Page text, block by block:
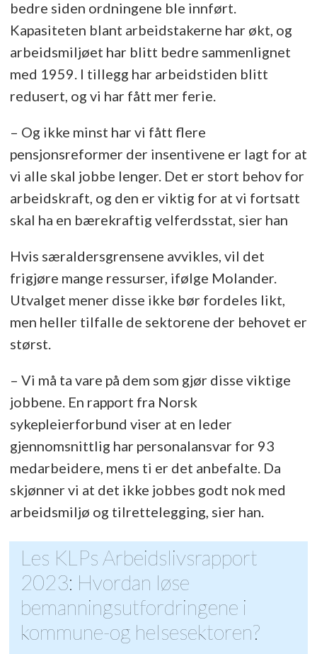
bedre siden ordningene ble innført.
Kapasiteten blant arbeidstakerne har økt, og
arbeidsmiljøet har blitt bedre sammenlignet
med 1959. I tillegg har arbeidstiden blitt
redusert, og vi har fått mer ferie.
– Og ikke minst har vi fått flere
pensjonsreformer der insentivene er lagt for at
vi alle skal jobbe lenger. Det er stort behov for
arbeidskraft, og den er viktig for at vi fortsatt
skal ha en bærekraftig velferdsstat, sier han
Hvis særaldersgrensene avvikles, vil det
frigjøre mange ressurser, ifølge Molander.
Utvalget mener disse ikke bør fordeles likt,
men heller tilfalle de sektorene der behovet er
størst.
– Vi må ta vare på dem som gjør disse viktige
jobbene. En rapport fra Norsk
sykepleierforbund viser at en leder
gjennomsnittlig har personalansvar for 93
medarbeidere, mens ti er det anbefalte. Da
skjønner vi at det ikke jobbes godt nok med
arbeidsmiljø og tilrettelegging, sier han.
Les KLPs Arbeidslivsrapport
2023: Hvordan løse
bemanningsutfordringene i
kommune-og helsesektoren?